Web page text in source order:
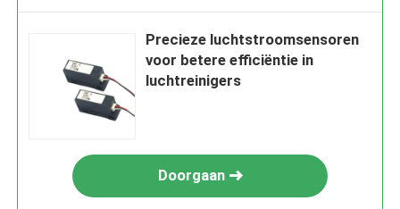
Precieze luchtstroomsensoren
voor betere efficiëntie in
luchtreinigers
Doorgaan